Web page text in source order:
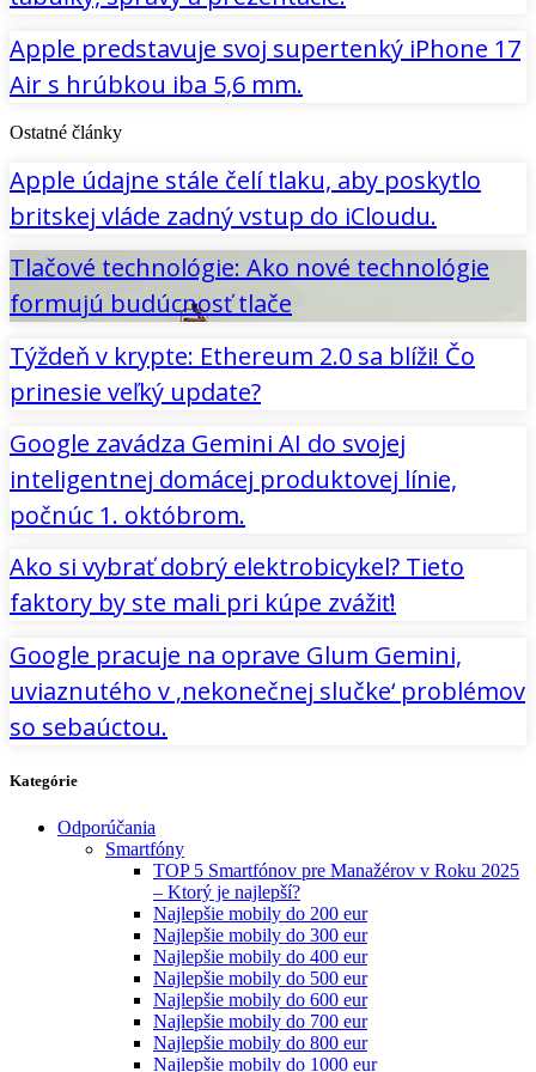
Apple predstavuje svoj supertenký iPhone 17
Air s hrúbkou iba 5,6 mm.
Ostatné články
Apple údajne stále čelí tlaku, aby poskytlo
britskej vláde zadný vstup do iCloudu.
Tlačové technológie: Ako nové technológie
formujú budúcnosť tlače
Týždeň v krypte: Ethereum 2.0 sa blíži! Čo
prinesie veľký update?
Google zavádza Gemini AI do svojej
inteligentnej domácej produktovej línie,
počnúc 1. októbrom.
Ako si vybrať dobrý elektrobicykel? Tieto
faktory by ste mali pri kúpe zvážiť!
Google pracuje na oprave Glum Gemini,
uviaznutého v ‚nekonečnej slučke‘ problémov
so sebaúctou.
Kategórie
Odporúčania
Smartfóny
TOP 5 Smartfónov pre Manažérov v Roku 2025
– Ktorý je najlepší?
Najlepšie mobily do 200 eur
Najlepšie mobily do 300 eur
Najlepšie mobily do 400 eur
Najlepšie mobily do 500 eur
Najlepšie mobily do 600 eur
Najlepšie mobily do 700 eur
Najlepšie mobily do 800 eur
Najlepšie mobily do 1000 eur